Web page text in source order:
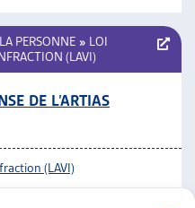
PERSONNE » LOI
(LAVI)
DE L’ARTIAS
(LAVI)